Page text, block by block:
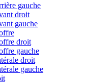
gauche
droit
gauche
droit
gauche
droit
gauche